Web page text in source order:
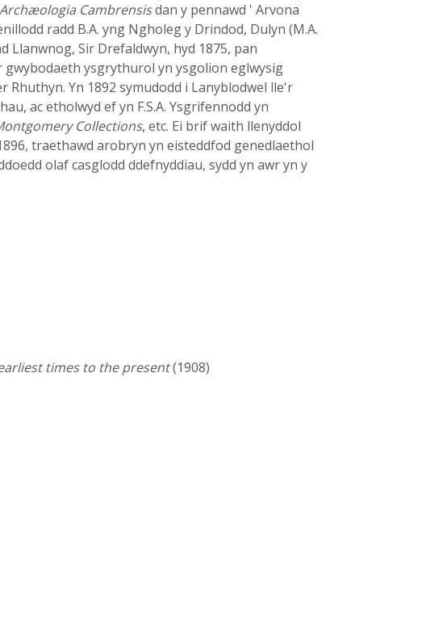
Archæologia Cambrensisdan y pennawd ' Arvona
radd B.A. yng Ngholeg y Drindod, Dulyn (M.A.
Llanwnog, Sir Drefaldwyn, hyd 1875, pan
gwybodaeth ysgrythurol yn ysgolion eglwysig
Rhuthyn. Yn 1892 symudodd i Lanyblodwel lle'r
ac etholwyd ef yn F.S.A. Ysgrifennodd yn
Collections, etc. Ei brif waith llenyddol
traethawd arobryn yn eisteddfod genedlaethol
olaf casglodd ddefnyddiau, sydd yn awr yn y
times to the present(1908)